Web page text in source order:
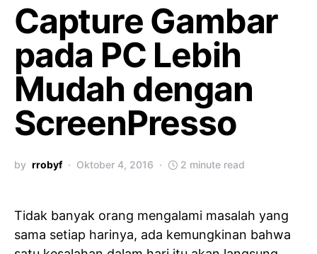
Capture Gambar
pada PC Lebih
Mudah dengan
ScreenPresso
by rrobyf Oktober 4, 2016 2 minute read
Tidak banyak orang mengalami masalah yang
sama setiap harinya, ada kemungkinan bahwa